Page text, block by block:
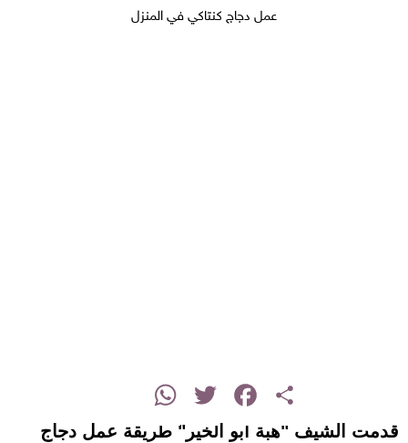
عمل دجاج كنتاكي في المنزل
Share
Facebook
Twitter
WhatsApp
قدمت الشيف "هبة أبو الخير" طريقة عمل دجاج